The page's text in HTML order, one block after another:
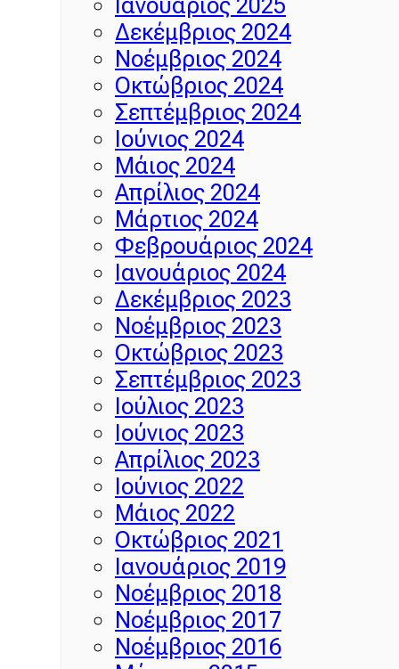
Ιανουάριος 2025
Δεκέμβριος 2024
Νοέμβριος 2024
Οκτώβριος 2024
Σεπτέμβριος 2024
Ιούνιος 2024
Μάιος 2024
Απρίλιος 2024
Μάρτιος 2024
Φεβρουάριος 2024
Ιανουάριος 2024
Δεκέμβριος 2023
Νοέμβριος 2023
Οκτώβριος 2023
Σεπτέμβριος 2023
Ιούλιος 2023
Ιούνιος 2023
Απρίλιος 2023
Ιούνιος 2022
Μάιος 2022
Οκτώβριος 2021
Ιανουάριος 2019
Νοέμβριος 2018
Νοέμβριος 2017
Νοέμβριος 2016